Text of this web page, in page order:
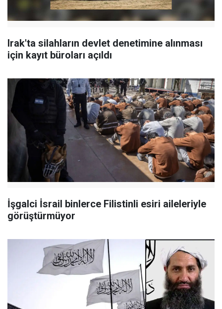
Irak'ta silahların devlet denetimine alınması
için kayıt büroları açıldı
İşgalci İsrail binlerce Filistinli esiri aileleriyle
görüştürmüyor